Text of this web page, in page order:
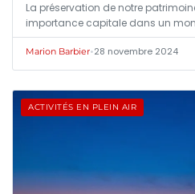
La préservation de notre
importance capitale dans un
Marion Barbier•28 novembre 2024
ACTIVITÉS EN PLEIN AIR